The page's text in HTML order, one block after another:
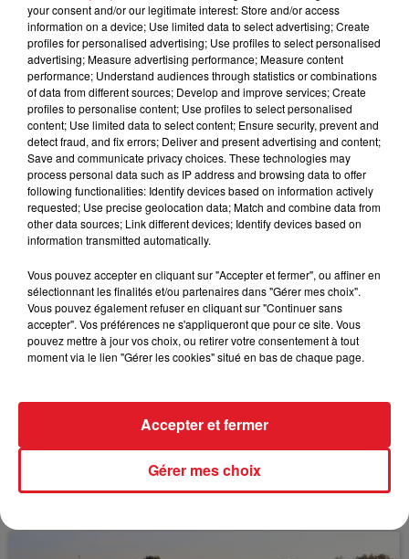
sécurisé pour vérifier qu'il y a bien une alerte Caf dans
vos démarches.« Ne communiquez JAMAIS vos
coordonnées personnelles (numéro de sécurité
sociale, numéro allocataire, RIB...) à une personne
non-identifiée ou dans un espace public en ligne
ajoute la mise en garde de la Caf.
FIL D'ACTUS
15 juillet 2026
BÉTHUNE: ENQUÊTE POUR HOMICIDE
VOLONTAIRE EN COURS, APRÈS LA...
à des prostituées
your consent and/or our legitimate interest: Store and/or access
information on a device; Use limited data to select advertising; Create
profiles for personalised advertising; Use profiles to select personalised
advertising; Measure advertising performance; Measure content
performance; Understand audiences through statistics or combinations
of data from different sources; Develop and improve services; Create
profiles to personalise content; Use profiles to select personalised
content; Use limited data to select content; Ensure security, prevent and
detect fraud, and fix errors; Deliver and present advertising and content;
Save and communicate privacy choices. These technologies may
process personal data such as IP address and browsing data to offer
following functionalities: Identify devices based on information actively
requested; Use precise geolocation data; Match and combine data from
other data sources; Link different devices; Identify devices based on
information transmitted automatically.
Vous pouvez accepter en cliquant sur "Accepter et fermer", ou affiner en
sélectionnant les finalités et/ou partenaires dans "Gérer mes choix".
Vous pouvez également refuser en cliquant sur "Continuer sans
accepter". Vos préférences ne s'appliqueront que pour ce site. Vous
pouvez mettre à jour vos choix, ou retirer votre consentement à tout
moment via le lien "Gérer les cookies" situé en bas de chaque page.
Gérer mes choix
Accepter et fermer